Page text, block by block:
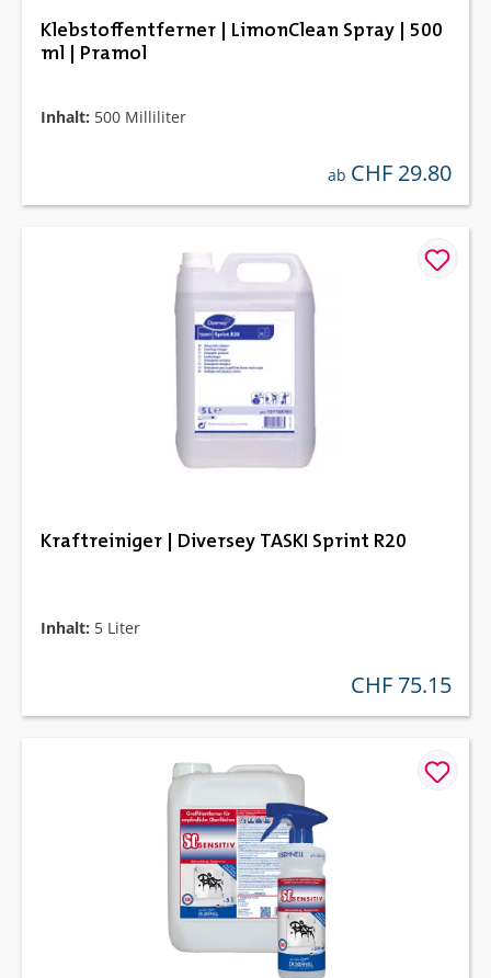
Klebstoffentferner | LimonClean Spray | 500
ml | Pramol
Inhalt: 500 Milliliter
regulärer preis:
ab CHF 29.80
Kraftreiniger | Diversey TASKI Sprint R20
Inhalt: 5 Liter
regulärer preis:
CHF 75.15